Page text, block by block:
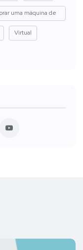
uma máquina de
Virtual